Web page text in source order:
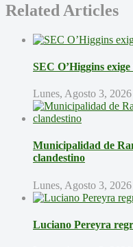
Related Articles
SEC O’Higgins
Lunes, Agosto 3, 2026
Municipalidad de
clandestino
Lunes, Agosto 3, 2026
Luciano Pereyra